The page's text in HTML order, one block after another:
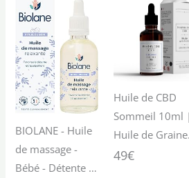
Avec Huile MCT
et Chanvre
Pressé à Froid –
Pour le Sommeil
et la Relaxation –
10 ml
Puissant | cdb
Hemp Oil
puff hhc 10ml
BIOLANE - Huile
de massage -
Bébé - Détente -
Huile de CBD
Sommeil 10ml |
Huile de
de Chanvre
49€